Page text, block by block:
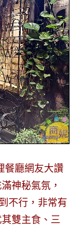
餐廳網友大讚
神秘氣氛，
不行，非常有
雙主食、三